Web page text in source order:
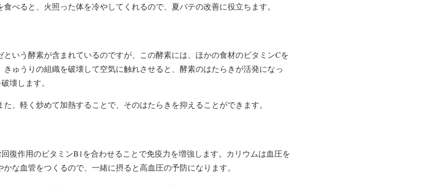
べると、火照った体を冷やしてくれるので、夏バテの改善に役立ちます。
という酵素が含まれているのですが、この酵素には、ほかの食材のビタミンCを
ゅうりの組織を破壊して空気に触れさせると、酵素のはたらきが活発になっ
壊します。
、軽く炒めて加熱することで、そのはたらきを抑えることができます。
復作用のビタミンB1を合わせることで免疫力を増強します。カリウムは血圧を
な血管をつくるので、一緒に摂ると高血圧の予防になります。